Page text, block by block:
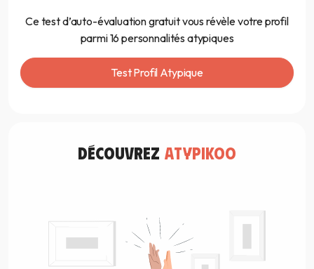
Ce test d’auto-évaluation gratuit vous révèle votre profil
parmi 16 personnalités atypiques
Test Profil Atypique
découvrez atypikoo